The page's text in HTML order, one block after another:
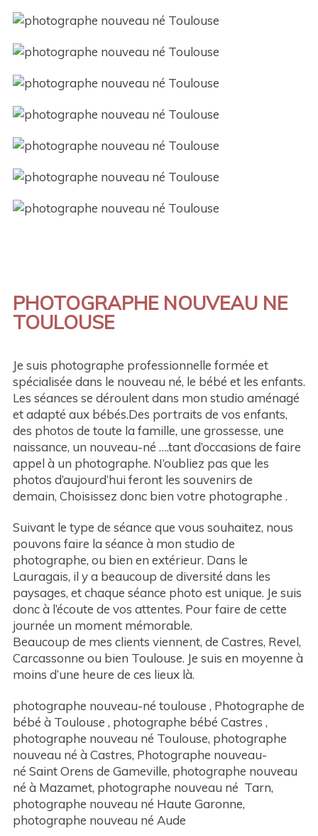
PHOTOGRAPHE NOUVEAU NE
TOULOUSE
Je suis photographe professionnelle formée et
spécialisée dans le nouveau né, le bébé et les enfants.
Les séances se déroulent dans mon studio aménagé
et adapté aux bébés.Des portraits de vos enfants,
des photos de toute la famille, une grossesse, une
naissance, un nouveau-né ….tant d’occasions de faire
appel à un photographe. N’oubliez pas que les
photos d’aujourd’hui feront les souvenirs de
demain, Choisissez donc bien votre photographe .
Suivant le type de séance que vous souhaitez, nous
pouvons faire la séance à mon studio de
photographe, ou bien en extérieur. Dans le
Lauragais, il y a beaucoup de diversité dans les
paysages, et chaque séance photo est unique. Je suis
donc à l’écoute de vos attentes. Pour faire de cette
journée un moment mémorable.
Beaucoup de mes clients viennent, de Castres, Revel,
Carcassonne ou bien Toulouse. Je suis en moyenne à
moins d’une heure de ces lieux là.
photographe nouveau-né toulouse , Photographe de
bébé à Toulouse , photographe bébé Castres ,
photographe nouveau né Toulouse, photographe
nouveau né à Castres, Photographe nouveau-
né Saint Orens de Gameville, photographe nouveau
né à Mazamet, photographe nouveau né Tarn,
photographe nouveau né Haute Garonne,
photographe nouveau né Aude